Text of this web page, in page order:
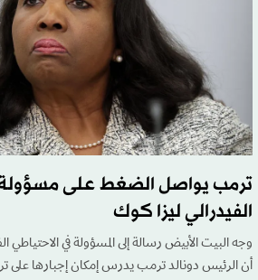
ترمب يواصل الضغط على مسؤولة
الفيدرالي ليزا كوك
وجه البيت الأبيض رسالة إلى المسؤولة في الاحتياطي
أن الرئيس دونالد ترمب يدرس إمكان إجبارها